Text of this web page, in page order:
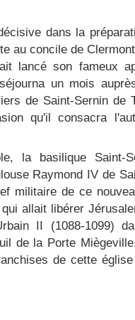
dans la
au concile de
lancé son fameux
un mois
de Saint-Sernin de
qu'il consacra
la basilique Saint-
Raymond IV de
militaire de ce
allait libérer
II (1088-1099)
de la Porte
de cette